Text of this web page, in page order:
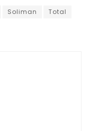
Soliman
Total